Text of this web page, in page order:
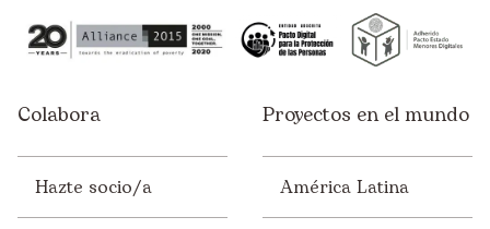
Empresas
Infancia
Juventud
Colabora
Hazte socio/a
Proyectos en el mundo
América Latina